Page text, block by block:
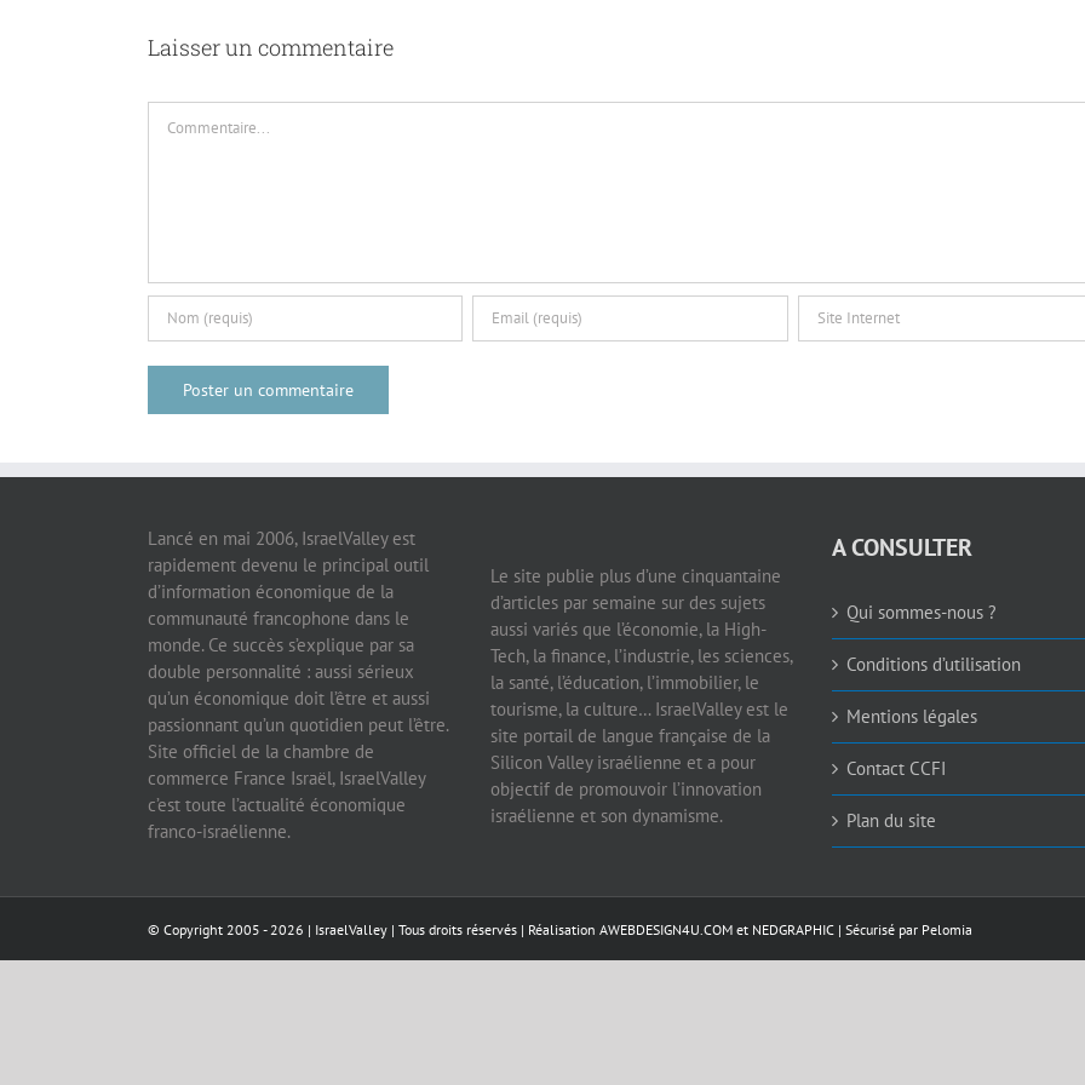
Laisser un commentaire
Lancé en mai 2006, IsraelValley est
rapidement devenu le principal outil
d’information économique de la
communauté francophone dans le
monde. Ce succès s’explique par sa
double personnalité : aussi sérieux
qu’un économique doit l’être et aussi
passionnant qu’un quotidien peut l’être.
Site officiel de la chambre de
commerce France Israël, IsraelValley
c’est toute l’actualité économique
franco-israélienne.
Le site publie plus d’une cinquantaine
d’articles par semaine sur des sujets
aussi variés que l’économie, la High-
Tech, la finance, l’industrie, les sciences,
la santé, l’éducation, l’immobilier, le
tourisme, la culture… IsraelValley est le
site portail de langue française de la
Silicon Valley israélienne et a pour
objectif de promouvoir l’innovation
israélienne et son dynamisme.
A CONSULTER
Qui sommes-nous ?
Conditions d’utilisation
Mentions légales
Contact CCFI
Plan du site
© Copyright 2005 - 2026 | IsraelValley | Tous droits réservés | Réalisation AWEBDESIGN4U.COM et NEDGRAPHIC | Sécurisé par Pelomia